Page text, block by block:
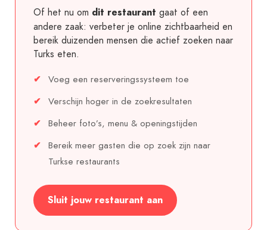
Of het nu om dit restaurant gaat of een
andere zaak: verbeter je online zichtbaarheid en
bereik duizenden mensen die actief zoeken naar
Turks eten.
Voeg een reserveringssysteem toe
Verschijn hoger in de zoekresultaten
Beheer foto’s, menu & openingstijden
Bereik meer gasten die op zoek zijn naar
Turkse restaurants
Sluit jouw restaurant aan